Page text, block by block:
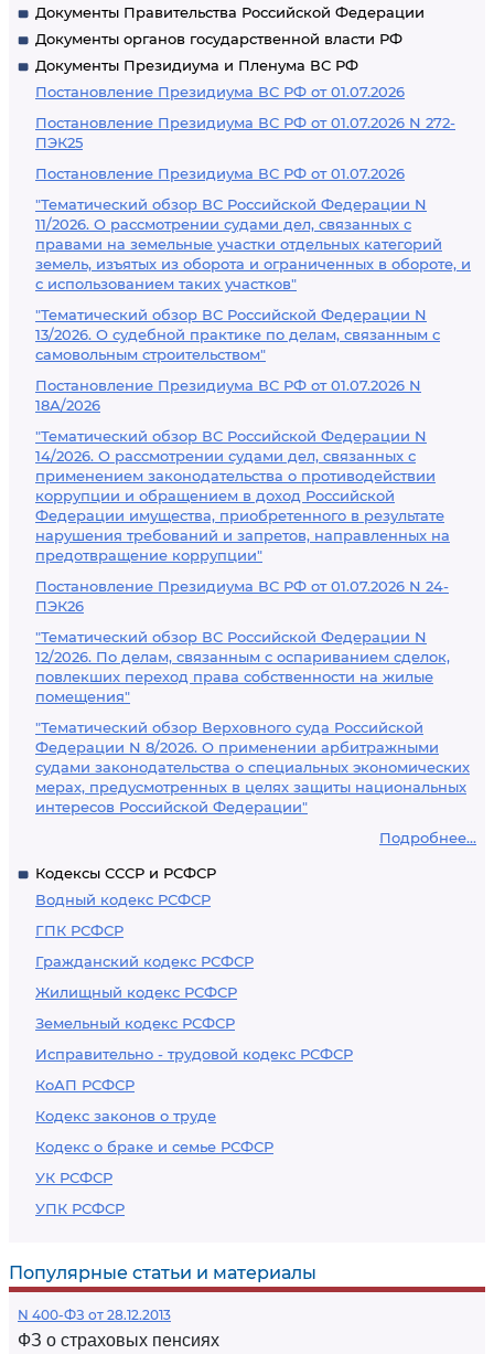
Документы Правительства Российской Федерации
Документы органов государственной власти РФ
Документы Президиума и Пленума ВС РФ
Постановление Президиума ВС РФ от 01.07.2026
Постановление Президиума ВС РФ от 01.07.2026 N 272-
ПЭК25
Постановление Президиума ВС РФ от 01.07.2026
"Тематический обзор ВС Российской Федерации N
11/2026. О рассмотрении судами дел, связанных с
правами на земельные участки отдельных категорий
земель, изъятых из оборота и ограниченных в обороте, и
с использованием таких участков"
"Тематический обзор ВС Российской Федерации N
13/2026. О судебной практике по делам, связанным с
самовольным строительством"
Постановление Президиума ВС РФ от 01.07.2026 N
18А/2026
"Тематический обзор ВС Российской Федерации N
14/2026. О рассмотрении судами дел, связанных с
применением законодательства о противодействии
коррупции и обращением в доход Российской
Федерации имущества, приобретенного в результате
нарушения требований и запретов, направленных на
предотвращение коррупции"
Постановление Президиума ВС РФ от 01.07.2026 N 24-
ПЭК26
"Тематический обзор ВС Российской Федерации N
12/2026. По делам, связанным с оспариванием сделок,
повлекших переход права собственности на жилые
помещения"
"Тематический обзор Верховного суда Российской
Федерации N 8/2026. О применении арбитражными
судами законодательства о специальных экономических
мерах, предусмотренных в целях защиты национальных
интересов Российской Федерации"
Подробнее...
Кодексы СССР и РСФСР
Водный кодекс РСФСР
ГПК РСФСР
Гражданский кодекс РСФСР
Жилищный кодекс РСФСР
Земельный кодекс РСФСР
Исправительно - трудовой кодекс РСФСР
КоАП РСФСР
Кодекс законов о труде
Кодекс о браке и семье РСФСР
УК РСФСР
УПК РСФСР
Популярные статьи и материалы
N 400-ФЗ от 28.12.2013
ФЗ о страховых пенсиях